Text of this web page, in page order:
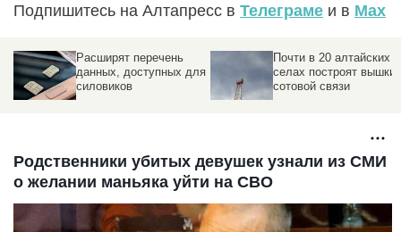
Подпишитесь на Алтапресс в Телеграме и в Max
Расширят перечень
данных, доступных для
силовиков
Почти в 20 алтайских
селах построят вышки
сотовой связи
Родственники убитых девушек узнали из СМИ
о желании маньяка уйти на СВО